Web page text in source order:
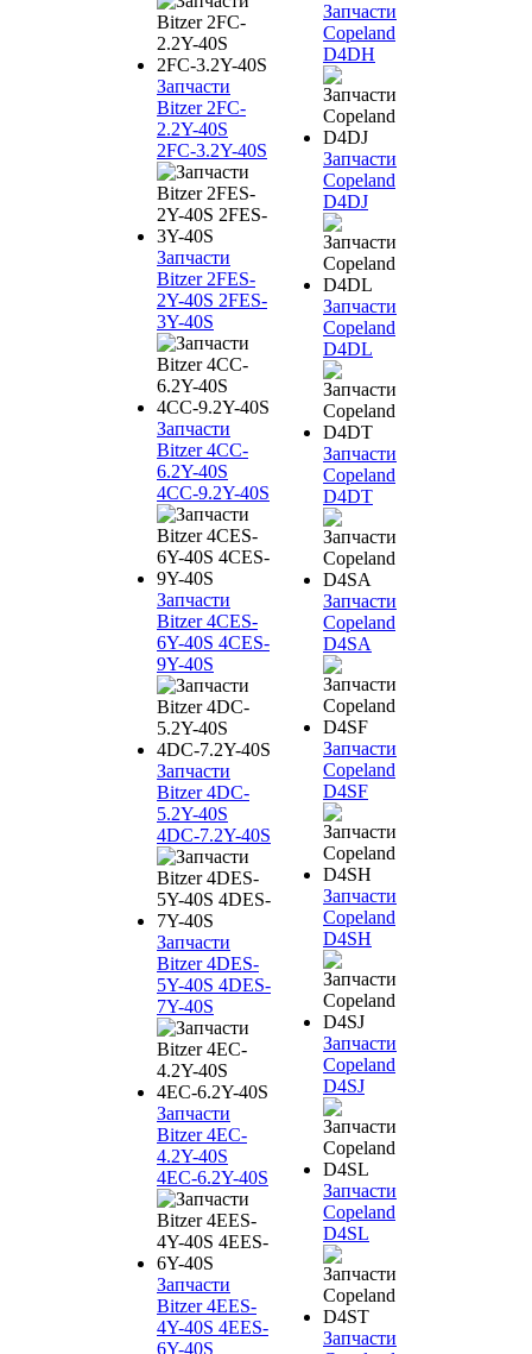
Запчасти
Bitzer 2FC-
2.2Y-40S
2FC-3.2Y-40S
Запчасти
Bitzer 2FES-
2Y-40S 2FES-
3Y-40S
Запчасти
Bitzer 4CC-
6.2Y-40S
4CC-9.2Y-40S
Запчасти
Bitzer 4CES-
6Y-40S 4CES-
9Y-40S
Запчасти
Bitzer 4DC-
5.2Y-40S
4DC-7.2Y-40S
Запчасти
Bitzer 4DES-
5Y-40S 4DES-
7Y-40S
Запчасти
Bitzer 4EC-
4.2Y-40S
4EC-6.2Y-40S
Запчасти
Bitzer 4EES-
4Y-40S 4EES-
6Y-40S
Запчасти
Copeland
D4DH
Запчасти
Copeland
D4DJ
Запчасти
Copeland
D4DL
Запчасти
Copeland
D4DT
Запчасти
Copeland
D4SA
Запчасти
Copeland
D4SF
Запчасти
Copeland
D4SH
Запчасти
Copeland
D4SJ
Запчасти
Copeland
D4SL
Запчасти